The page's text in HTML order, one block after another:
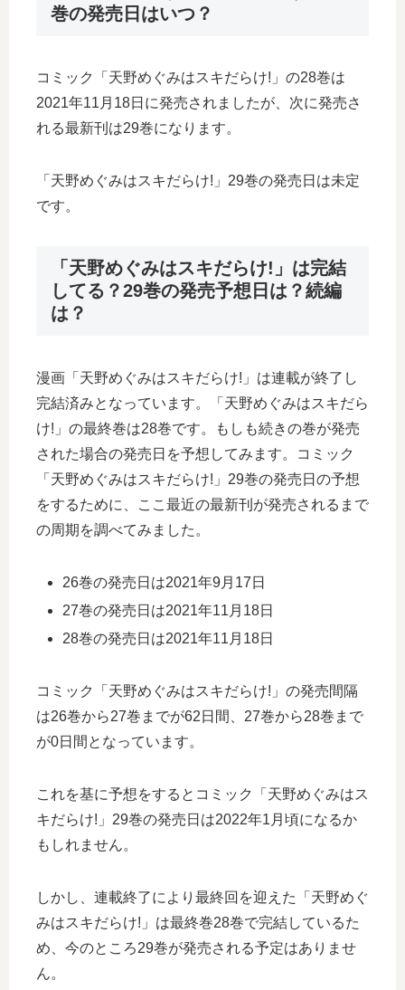
巻の発売日はいつ？
コミック「天野めぐみはスキだらけ!」の28巻は
2021年11月18日に発売されましたが、次に発売さ
れる最新刊は29巻になります。
「天野めぐみはスキだらけ!」29巻の発売日は未定
です。
「天野めぐみはスキだらけ!」は完結
してる？29巻の発売予想日は？続編
は？
漫画「天野めぐみはスキだらけ!」は連載が終了し
完結済みとなっています。「天野めぐみはスキだら
け!」の最終巻は28巻です。もしも続きの巻が発売
された場合の発売日を予想してみます。コミック
「天野めぐみはスキだらけ!」29巻の発売日の予想
をするために、ここ最近の最新刊が発売されるまで
の周期を調べてみました。
26巻の発売日は2021年9月17日
27巻の発売日は2021年11月18日
28巻の発売日は2021年11月18日
コミック「天野めぐみはスキだらけ!」の発売間隔
は26巻から27巻までが62日間、27巻から28巻まで
が0日間となっています。
これを基に予想をするとコミック「天野めぐみはス
キだらけ!」29巻の発売日は2022年1月頃になるか
もしれません。
しかし、連載終了により最終回を迎えた「天野めぐ
みはスキだらけ!」は最終巻28巻で完結しているた
め、今のところ29巻が発売される予定はありませ
ん。